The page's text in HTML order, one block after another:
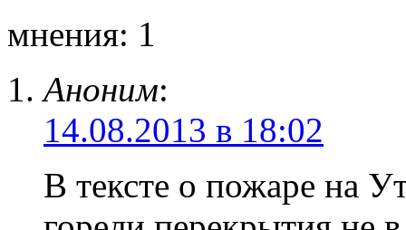
мнения: 1
Аноним:
14.08.2013 в 18:02
В тексте о пожаре на